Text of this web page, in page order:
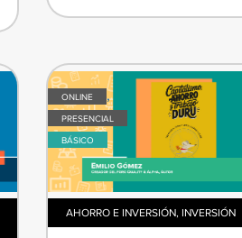
ONLINE ,
PRESENCIAL
BÁSICO
AHORRO E INVERSIÓN, INVERSIÓN